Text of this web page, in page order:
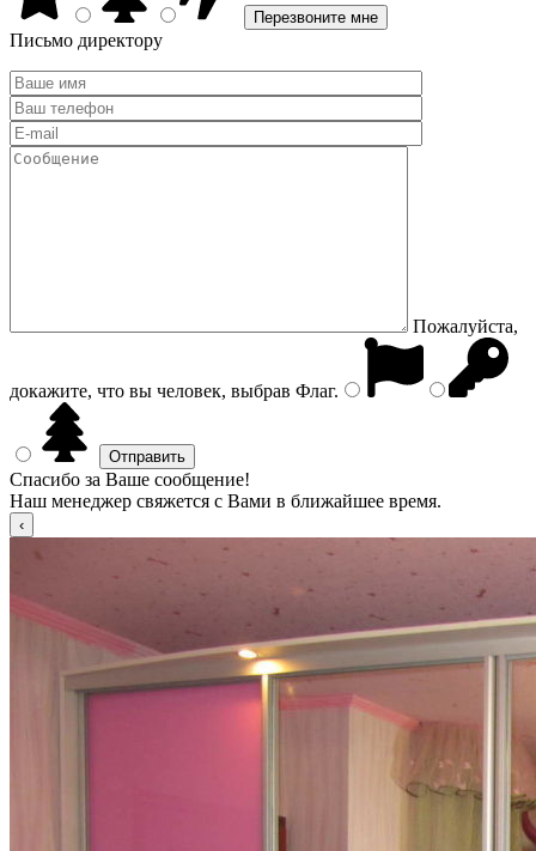
Письмо директору
Пожалуйста,
докажите, что вы человек, выбрав Флаг.
Спасибо за Ваше сообщение!
Наш менеджер свяжется с Вами в ближайшее время.